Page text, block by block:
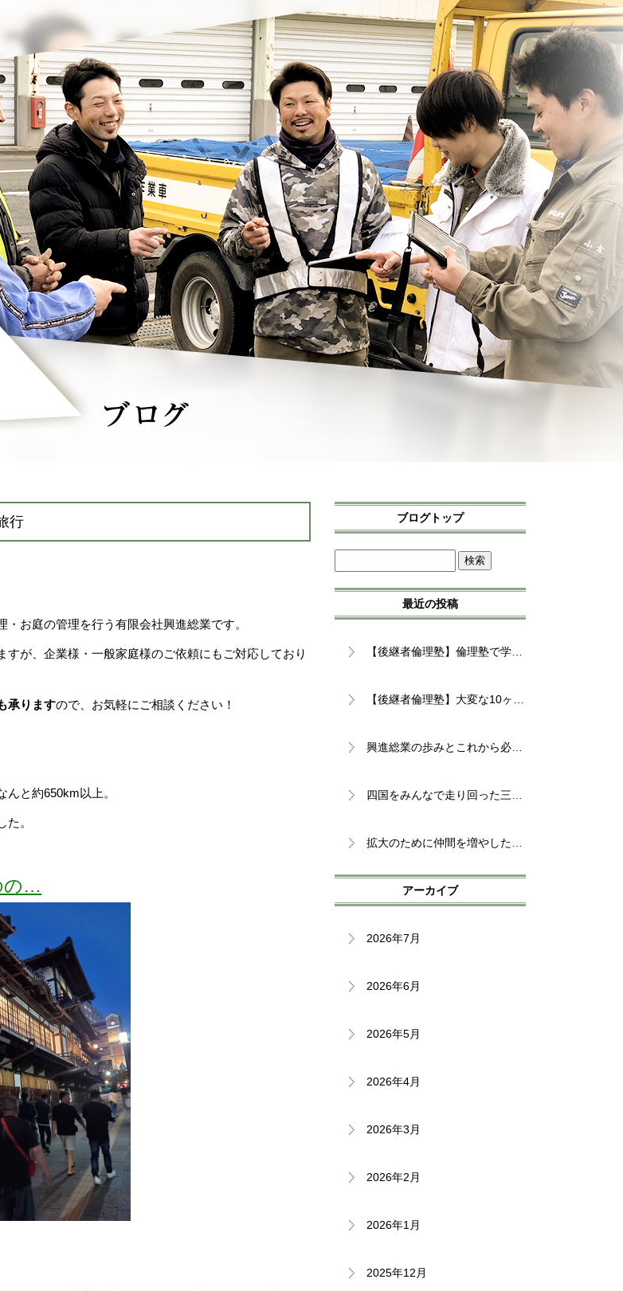
行
お庭の管理を行う有限会社興進総業です。
すが、企業様・一般家庭様のご依頼にもご対応しており
承りますので、お気軽にご相談ください！
と約650km以上。
。
の…
ブログトップ
最近の投稿
アーカイブ
2026年7月
2026年6月
2026年5月
2026年4月
2026年3月
2026年2月
2026年1月
2025年12月